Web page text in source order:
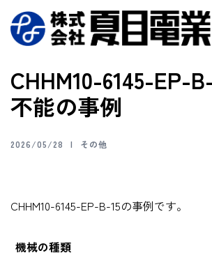
CHHM10-6145-EP-
不能の事例
2026/05/28 その他
CHHM10-6145-EP-B-15の事例です。
機械の種類